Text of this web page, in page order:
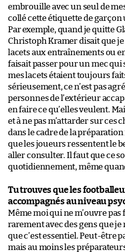
embrouille avec un seul de
collé cette étiquette de garçon
Par exemple, quand je quitte
Christoph Kramer disait que je
lacets aux entraînements ou
faisait passer pour un mec qui
mes lacets étaient toujours
sérieusement, ce n’est pas
personnes de l’extérieur
en faire ce qu’elles veulent.
et à ne pas m’attarder sur ces
dans le cadre de la
que les joueurs ressentent le
aller consulter. Il faut que ce
quotidiennement, même
Tu trouves que les
accompagnés au niveau
Même moi qui ne m’ouvre
rarement avec des gens que je
que c’est essentiel. Peut-être
mais au moins les